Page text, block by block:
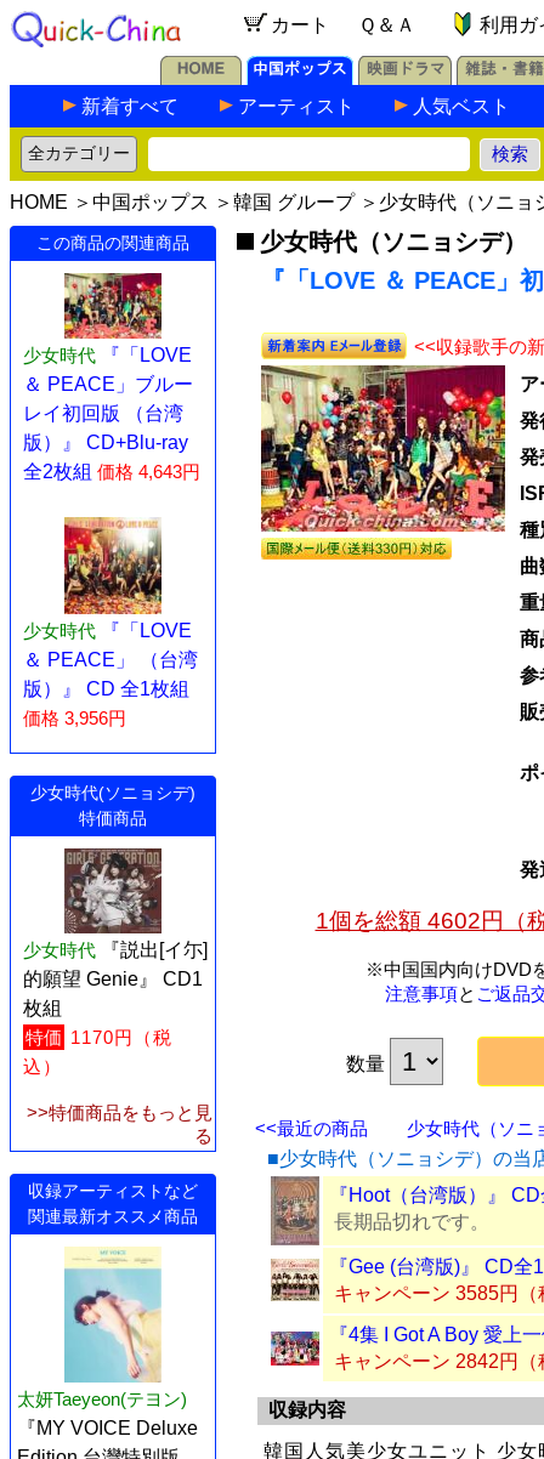
カート Ｑ＆Ａ 利用ガ
新着すべて アーティスト 人気ベスト
HOME ＞ 中国ポップス ＞ 韓国 グループ＞ 少女時代（ソニョ
この商品の関連商品
少女時代
『「LOVE
＆ PEACE」ブルー
レイ初回版 （台湾
版）』 CD+Blu-ray
全2枚組 価格 4,643円
少女時代
『「LOVE
＆ PEACE」 （台湾
版）』 CD 全1枚組
価格 3,956円
少女時代(ソニョシデ)
特価商品
少女時代
『説出[イ尓]
的願望 Genie』 CD1
枚組
特価 1170円（税
込）
>>特価商品をもっと見
る
収録アーティストなど
関連最新オススメ商品
太妍Taeyeon(テヨン)
『MY VOICE Deluxe
少女時代（ソニョシデ）
『「LOVE ＆ PEACE」
<<収録歌手の
ア
発
発
種
曲
重
商
参
販
ポ
発
1個を総額 4602円（
※中国国内向けDVD
注意事項と ご返品
数量
<<最近の商品
少女時代（ソニ
■少女時代（ソニョシデ）の当
『Hoot（台湾版）』
長期品切れです。
『Gee (台湾版)』 CD全
キャンペーン 3585円（
『4集 I Got A Boy 愛上
キャンペーン 2842円（
収録内容
韓国人気美少女ユニット 少